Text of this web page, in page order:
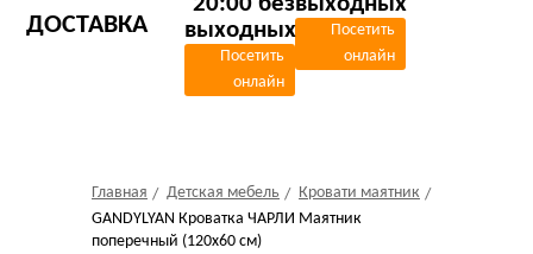
ДОСТАВКА
Посетить
онлайн
выходных
Посетить
онлайн
Главная Детская мебель
Кровати маятник
GANDYLYAN Кроватка ЧАРЛИ Маятник
поперечный (120x60 см)